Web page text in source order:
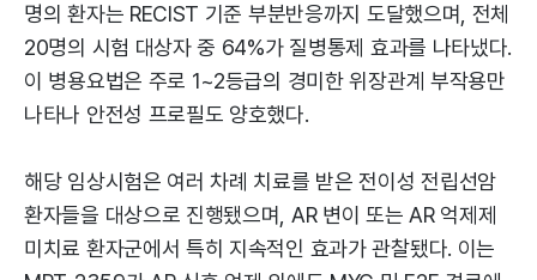
명의 환자는 RECIST 기준 부분반응까지 도달했으며, 전체
20명의 시험 대상자 중 64%가 질병통제 효과를 나타냈다.
이 병용요법은 주로 1~2등급의 경미한 위장관계 부작용만
나타나 안전성 프로필도 양호했다.
해당 임상시험은 여러 차례 치료를 받은 전이성 전립선암
환자들을 대상으로 진행됐으며, AR 변이 또는 AR 억제제
미치료 환자군에서 특히 지속적인 효과가 관찰됐다. 이는